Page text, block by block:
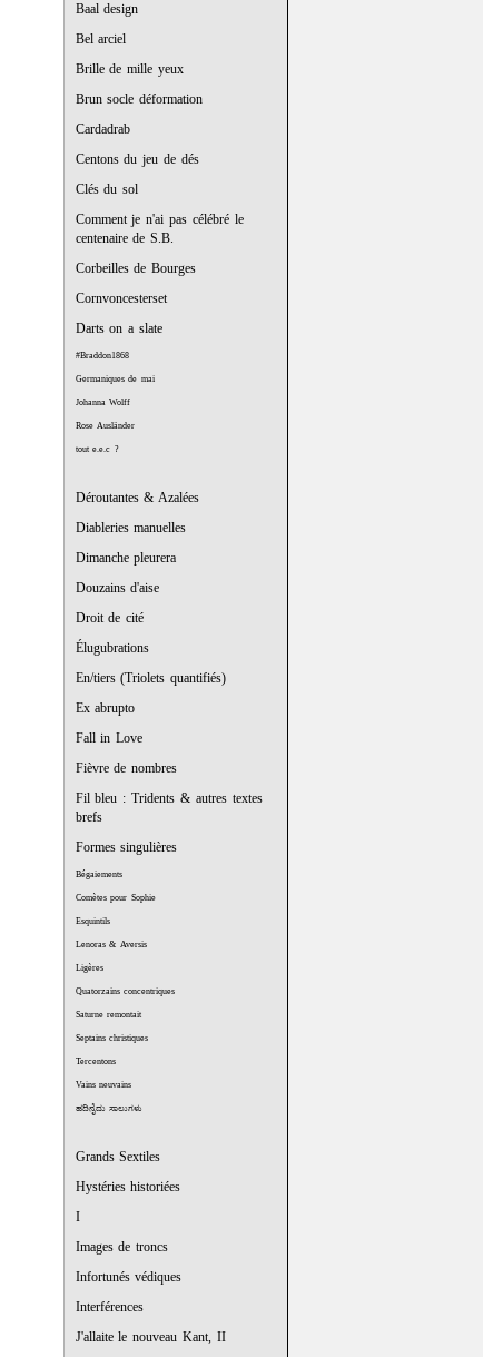
Baal design
Bel arciel
Brille de mille yeux
Brun socle déformation
Cardadrab
Centons du jeu de dés
Clés du sol
Comment je n'ai pas célébré le
centenaire de S.B.
Corbeilles de Bourges
Cornvoncesterset
Darts on a slate
#Braddon1868
Germaniques de mai
Johanna Wolff
Rose Ausländer
tout e.e.c ?
Déroutantes & Azalées
Diableries manuelles
Dimanche pleurera
Douzains d'aise
Droit de cité
Élugubrations
En/tiers (Triolets quantifiés)
Ex abrupto
Fall in Love
Fièvre de nombres
Fil bleu : Tridents & autres textes
brefs
Formes singulières
Bégaiements
Comètes pour Sophie
Esquintils
Lenoras & Aversis
Ligères
Quatorzains concentriques
Saturne remontait
Septains christiques
Tercentons
Vains neuvains
ಹದಿನೈದು ಸಾಲುಗಳು
Grands Sextiles
Hystéries historiées
I
Images de troncs
Infortunés védiques
Interférences
J'allaite le nouveau Kant, II